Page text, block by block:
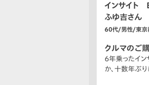
インサイト
ふゆ吉さん
60代/男性/東
クルマのご
6年乗ったイン
か、十数年ぶ